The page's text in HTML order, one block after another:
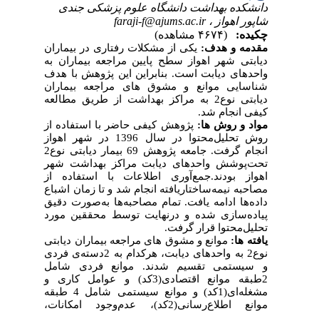
دانشکده بهداشت دانشگاه علوم پزشکی جندی
شاپور اهواز ، faraji-f@ajums.ac.ir
چکیده:
مقدمه و هدف:یکی از مشکلات رفتاری در بیماران
دیابتی شهر اهواز سطح پایین مراجعه بیماران به
واحدهای دیابت است. بنابراین این پژوهش با هدف
شناسایی موانع و مشوق های مراجعه بیماران
دیابتی نو‌ع2 به مراکز بهداشت از طریق مطالعه
کیفی انجام شد.
مواد و روش ها:پژوهش کیفی حاضر با استفاده از
روش تحلیل‌محتوا در سال 1396 در شهر اهواز
انجام گرفت. جامعه پژوهش 69 بیمار دیابتی نوع‌2
تحت‌پوشش واحدهای دیابت مراکز بهداشت شهر
اهواز بودند.‌جمع‌آوری اطلاعات با استفاده از
مصاحبه نیمه‌ساختاریافته انجام شد و تا زمان اشباع
داده‌ها ادامه یافت. تمام مصاحبه‌ها به‌صورت دقیق
پیاده‌سازی شده و در‌نهایت توسط محققین مورد
تحلیل‌محتوا قرار گرفت.
یافته ها:موانع و مشوق های مراجعه بیماران دیابتی
نوع2 به واحدهای دیابت، هرکدام به 2‌دسته‌ی فردی
و سیستمی تقسیم شدند. موانع فردی شامل
‌2طبقه موانع اقتصادی(3‌کد) و عوامل کاری و
مشغله‌ای(‌1کد) و موانع سیستمی شامل 4 طبقه
موانع اطلاع‌رسانی(2‌کد)، عدم
وجود امکانات،